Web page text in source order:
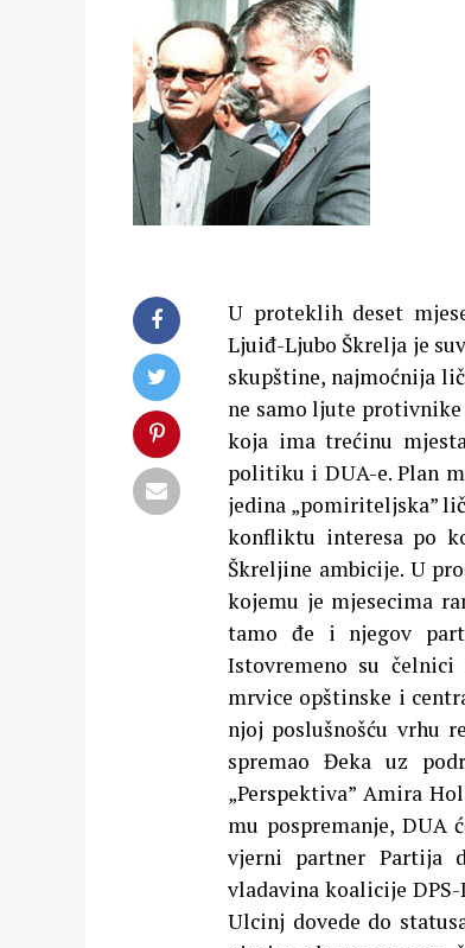
U proteklih deset
Ljuiđ-Ljubo Škrelja je
skupštine, najmoćnija
ne samo ljute protivnike
koja ima trećinu
politiku i DUA-e. Plan
jedina „pomiriteljska”
konfliktu interesa po
Škreljine ambicije. U
kojemu je mjesecima
tamo đe i njegov
Istovremeno su
mrvice opštinske i
njoj poslušnošću vrhu
spremao Đeka uz
„Perspektiva” Amira
mu pospremanje, DUA
vjerni partner Partija
vladavina koalicije
Ulcinj dovede do